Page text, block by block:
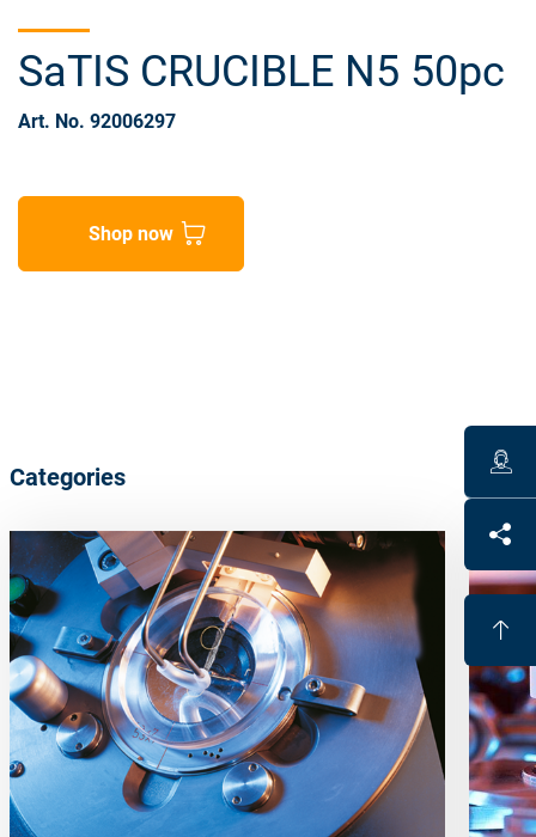
SaTIS CRUCIBLE N5 50pc
Art. No. 92006297
Shop now
Categories